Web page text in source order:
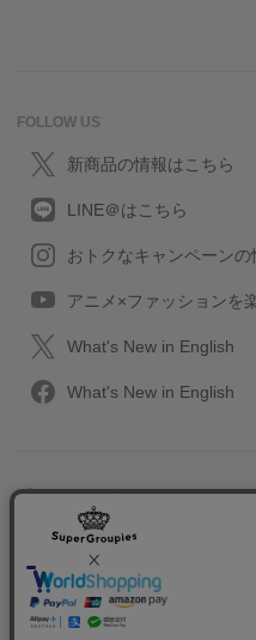
FOLLOW US
新商品の情報はこちら
LINE＠はこちら
おトクなキャンペーンの
アニメ×ファッションを
What's New in English
What's New in English
プライバシーポリシー
特定取引に関する法律
会社情報/採用情報